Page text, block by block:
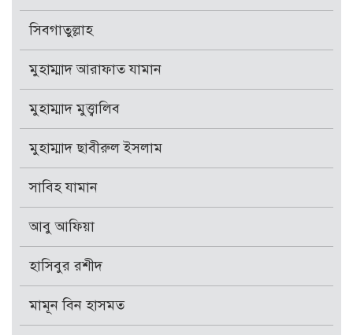
সিবগাতুল্লাহ
মুহাম্মাদ আরাফাত যামান
মুহাম্মাদ মুত্ত্বালিব
মুহাম্মাদ ছাবীরুল ইসলাম
সাবিহ যামান
আবু আফিয়া
হাসিবুর রশীদ
মামূন বিন হাসমত